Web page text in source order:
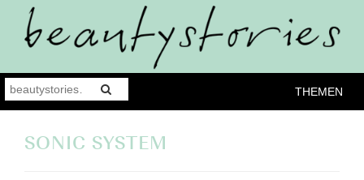
THEMEN
SONIC SYSTEM